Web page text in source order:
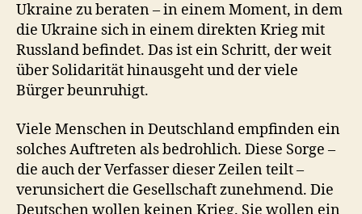
Ukraine zu beraten – in einem Moment, in dem
die Ukraine sich in einem direkten Krieg mit
Russland befindet. Das ist ein Schritt, der weit
über Solidarität hinausgeht und der viele
Bürger beunruhigt.
Viele Menschen in Deutschland empfinden ein
solches Auftreten als bedrohlich. Diese Sorge –
die auch der Verfasser dieser Zeilen teilt –
verunsichert die Gesellschaft zunehmend. Die
Deutschen wollen keinen Krieg. Sie wollen ein